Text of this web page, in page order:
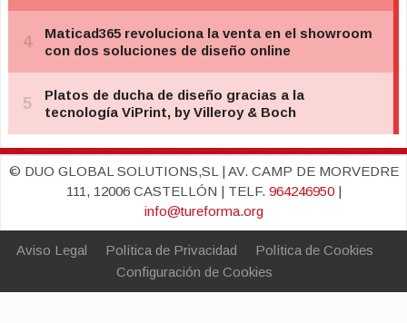
© DUO GLOBAL SOLUTIONS,SL | AV. CAMP DE MORVEDRE
111, 12006 CASTELLÓN | TELF. 964246950|
info@tureforma.org
Aviso Legal Política de Privacidad
Política de Cookies
Configuración de Cookies